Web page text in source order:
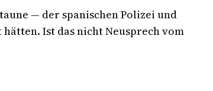
— der spanischen Polizei und
Ist das nicht Neusprech vom